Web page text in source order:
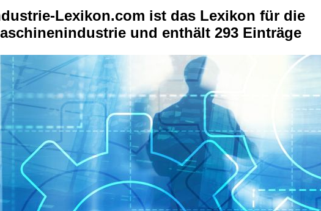
Lexikon.com ist das Lexikon für die
und enthält 293 Einträge